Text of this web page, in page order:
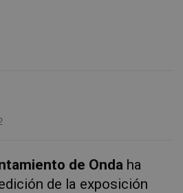
de Onda ha
de la exposición